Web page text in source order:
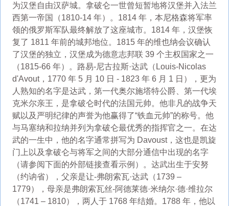
为汉堡自由汉萨城。拿破仑一世曾短暂地将汉堡并入法兰
西第一帝国（1810-14 年）。1814 年，本尼格森将军率
领的俄罗斯军队最终解放了这座城市。1814 年，汉堡恢
复了 1811 年前的城邦地位。1815 年的维也纳会议确认
了汉堡的独立，汉堡成为德意志邦联 39 个主权国家之一
（1815-66 年）。路易-尼古拉斯·达武（Louis-Nicolas
d'Avout，1770 年 5 月 10 日 - 1823 年 6 月 1 日），更为
人熟知的名字是达武，第一代奥尔施塔特公爵、第一代埃
克米尔亲王，是拿破仑时代的法国元帅。他非凡的战争天
赋以及严明纪律的声誉为他赢得了“铁血元帅”的称号。他
与马塞纳和拉纳并列为拿破仑最优秀的指挥官之一。在达
武的一生中，他的名字通常拼写为 Davoust，这也是凯旋
门上以及拿破仑与将军之间的大部分通信中出现的名字
（请参阅下面的外部链接查看示例）。达武出生于安努
（约讷省），父亲是让-弗朗索瓦·达武（1739 –
1779），母亲是弗朗索瓦丝-阿德莱德·米纳尔·德·维拉尔
（1741 – 1810），两人于 1768 年结婚。1788 年，他以